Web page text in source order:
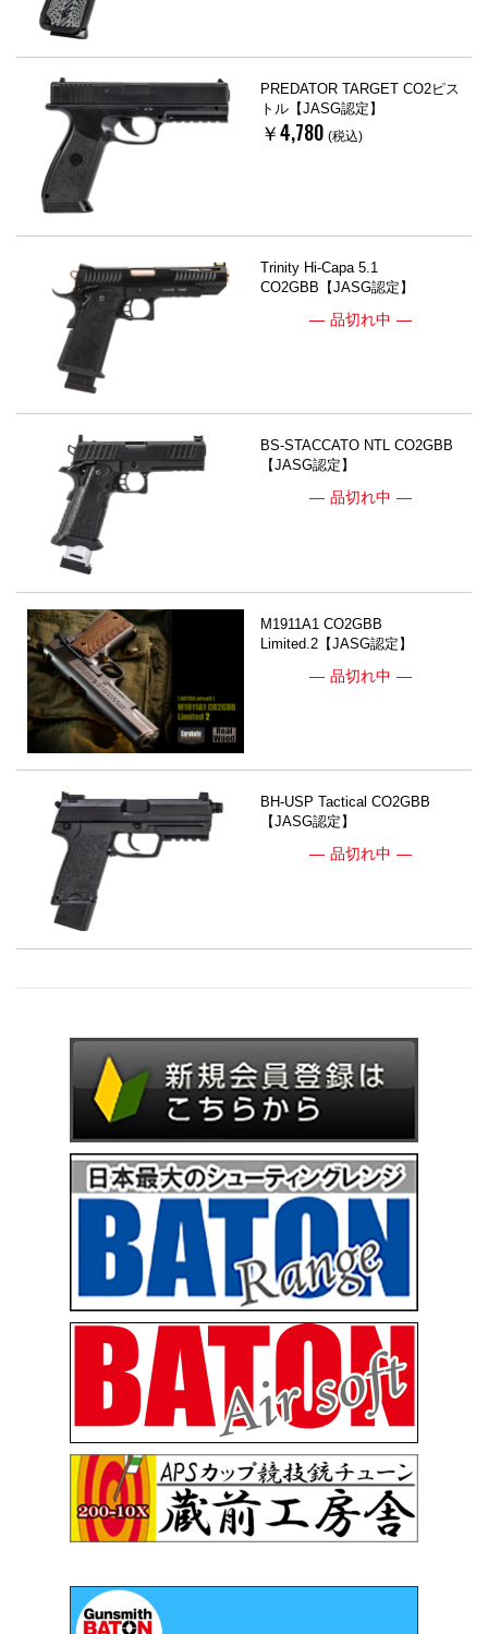
PREDATOR TARGET CO2ピス
トル【JASG認定】
￥4,780 (税込)
Trinity Hi-Capa 5.1
CO2GBB【JASG認定】
品切れ中
BS-STACCATO NTL CO2GBB
【JASG認定】
品切れ中
M1911A1 CO2GBB
Limited.2【JASG認定】
品切れ中
BH-USP Tactical CO2GBB
【JASG認定】
品切れ中